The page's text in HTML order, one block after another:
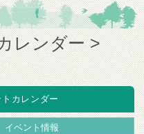
レンダー
トカレンダー
イベント情報